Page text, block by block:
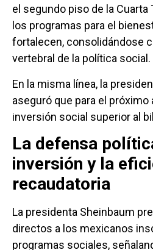
el segundo piso de la
los programas para el
fortalecen, consolidándose
vertebral de la política social.
En la misma línea, la
aseguró que para el próximo
inversión social superior al
La defensa
inversión y la
recaudatoria
La presidenta Sheinbaum
directos a los mexicanos
programas sociales,